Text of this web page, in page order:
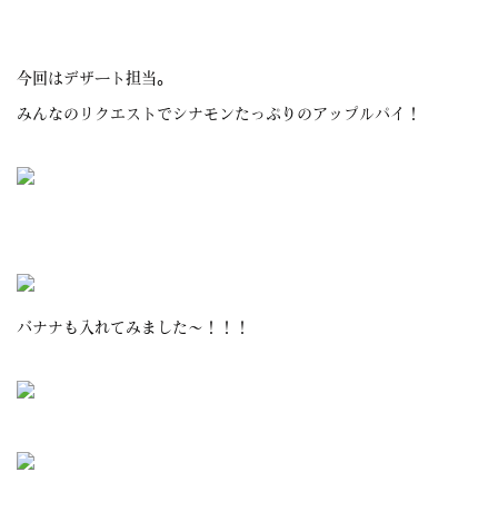
今回はデザート担当。
みんなのリクエストでシナモンたっぷりのアップルパイ！
バナナも入れてみました〜！！！